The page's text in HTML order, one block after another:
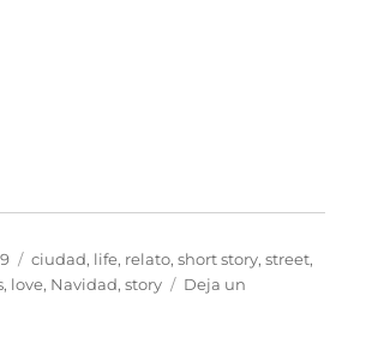
Categorías
ciudad, life, relato,short story,street,
, love, Navidad,story
Deja un